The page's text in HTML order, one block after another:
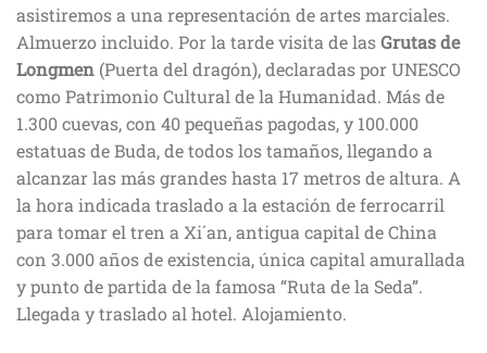
asistiremos a una representación de artes marciales.
Almuerzo incluido. Por la tarde visita de lasGrutas de
Longmen (Puerta del dragón), declaradas por UNESCO
como Patrimonio Cultural de la Humanidad. Más de
1.300 cuevas, con 40 pequeñas pagodas, y 100.000
estatuas de Buda, de todos los tamaños, llegando a
alcanzar las más grandes hasta 17 metros de altura. A
la hora indicada traslado a la estación de ferrocarril
para tomar el tren a Xi´an, antigua capital de China
con 3.000 años de existencia, única capital amurallada
y punto de partida de la famosa “Ruta de la Seda”.
Llegada y traslado al hotel. Alojamiento.